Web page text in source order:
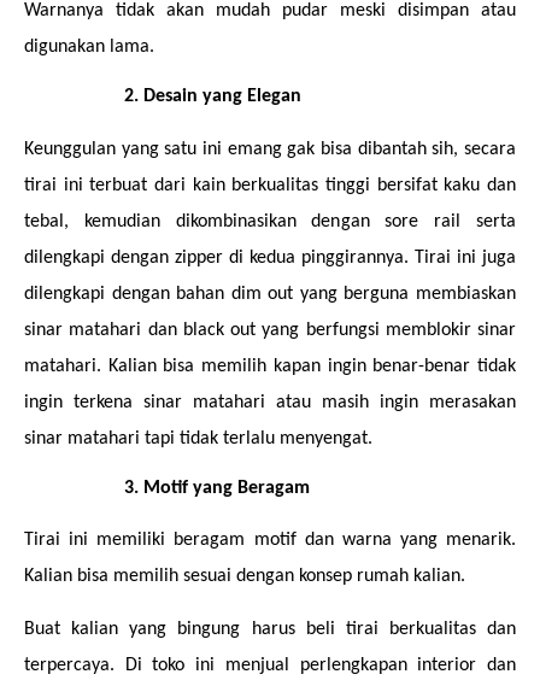
Warnanya tidak akan mudah pudar meski disimpan atau
digunakan lama.
Desain yang Elegan
Keunggulan yang satu ini emang gak bisa dibantah sih, secara
tirai ini terbuat dari kain berkualitas tinggi bersifat kaku dan
tebal, kemudian dikombinasikan dengan sore rail serta
dilengkapi dengan zipper di kedua pinggirannya. Tirai ini juga
dilengkapi dengan bahan dim out yang berguna membiaskan
sinar matahari dan black out yang berfungsi memblokir sinar
matahari. Kalian bisa memilih kapan ingin benar-benar tidak
ingin terkena sinar matahari atau masih ingin merasakan
sinar matahari tapi tidak terlalu menyengat.
Motif yang Beragam
Tirai ini memiliki beragam motif dan warna yang menarik.
Kalian bisa memilih sesuai dengan konsep rumah kalian.
Buat kalian yang bingung harus beli tirai berkualitas dan
terpercaya. Di toko ini menjual perlengkapan interior dan